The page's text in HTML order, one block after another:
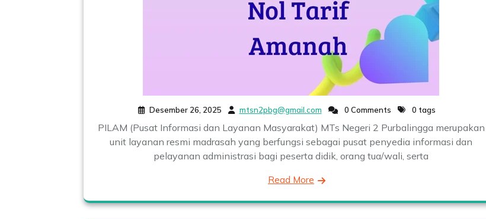
Desember 26, 2025 mtsn2pbg@gmail.com 0 Comments 0 tags
PILAM (Pusat Informasi dan Layanan Masyarakat) MTs Negeri 2 Purbalingga merupakan
unit layanan resmi madrasah yang berfungsi sebagai pusat penyedia informasi dan
pelayanan administrasi bagi peserta didik, orang tua/wali, serta
Read More